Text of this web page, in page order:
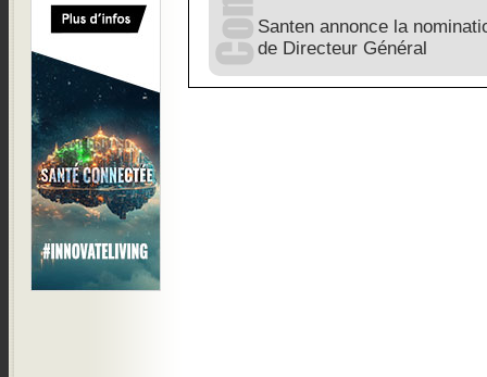
Santen annonce la
de Directeur Général